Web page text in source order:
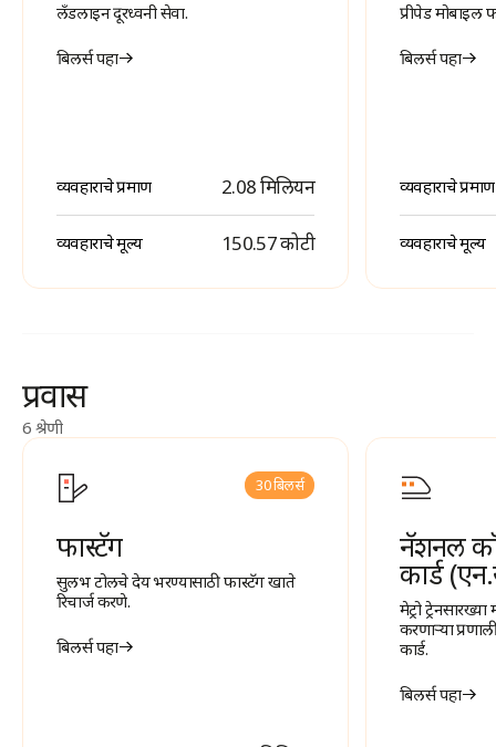
लँडलाइन दूरध्वनी सेवा.
बिलर्स पहा
व्यवहाराचे प्रमाण 2.08 मिलियन
व्यवहाराचे मूल्य ₹ 150.57 कोटी
प्रीपेड मोबाइल
बिलर्स पहा
व्यवहाराचे प्रमाण
व्यवहाराचे मूल्य
प्रवास
6 श्रेणी
30 बिलर्स
फास्टॅग
सुलभ टोलचे देय भरण्यासाठी फास्टॅग खाते
रिचार्ज करणे.
बिलर्स पहा
नॅशनल
कार्ड
मेट्रो
करणाऱ्या
कार्ड.
बिलर्स पहा